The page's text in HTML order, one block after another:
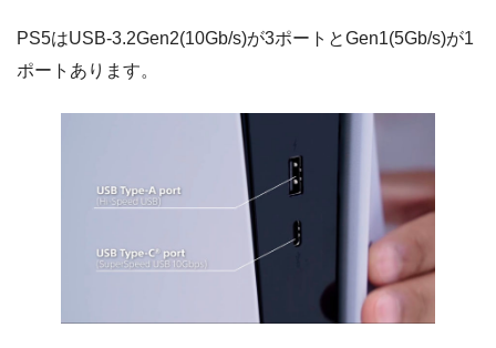
PS5はUSB-3.2Gen2(10Gb/s)が3ポートとGen1(5Gb/s)が1
ポートあります。